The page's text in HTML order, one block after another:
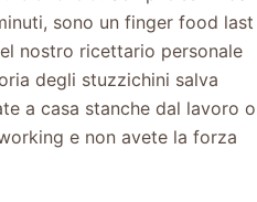
sono un finger food last
nostro ricettario personale
degli stuzzichini salva
a casa stanche dal lavoro o
e non avete la forza